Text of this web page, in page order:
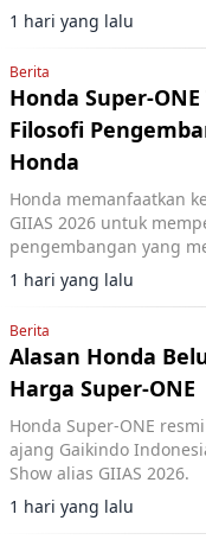
1 hari yang lalu
Berita
Honda Super-
Filosofi
Honda
Honda memanfaatkan
GIIAS 2026 untuk
pengembangan yang
lini produknya.
1 hari yang lalu
Berita
Alasan Honda
Harga Super-ONE
Honda Super-ONE
ajang Gaikindo
Show alias GIIAS 2026.
1 hari yang lalu